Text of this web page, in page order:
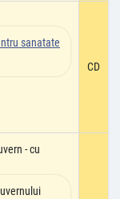
sanatate
CD
- cu